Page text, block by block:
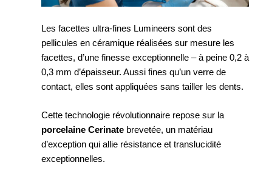
Les facettes ultra-fines Lumineers sont des
pellicules en céramique réalisées sur mesure les
facettes, d’une finesse exceptionnelle – à peine 0,2 à
0,3 mm d’épaisseur. Aussi fines qu’un verre de
contact, elles sont appliquées sans tailler les dents.
Cette technologie révolutionnaire repose sur la
porcelaine Cerinatebrevetée, un matériau
d’exception qui allie résistance et translucidité
exceptionnelles.